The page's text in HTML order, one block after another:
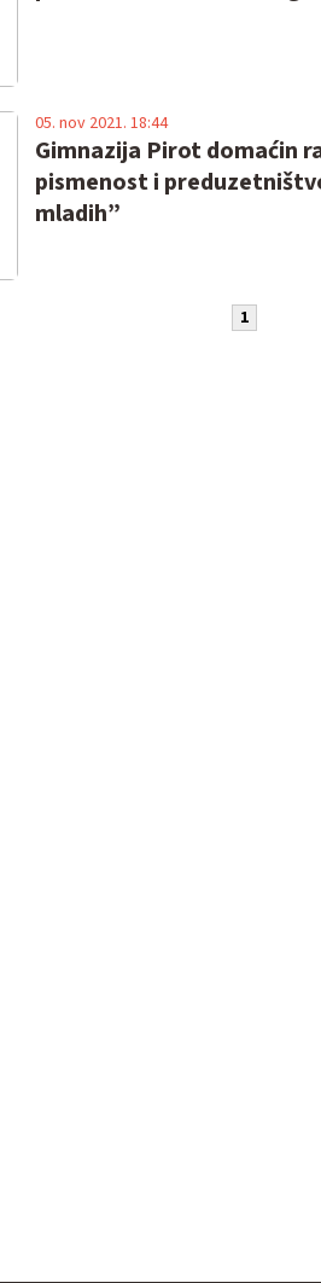
Gimnazija Pirot domaćin
pismenost i
mladih”
05. nov 2021. 18:44
1